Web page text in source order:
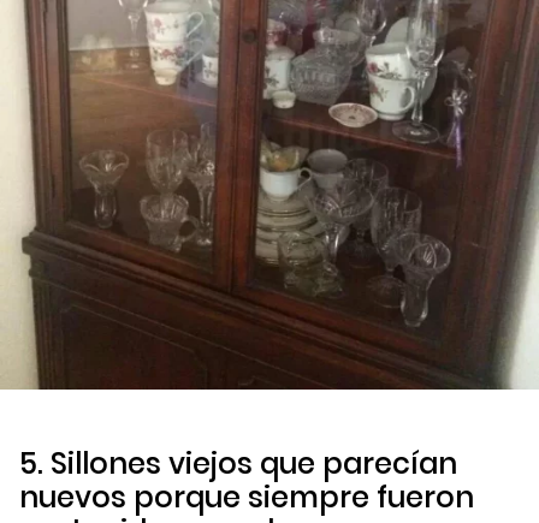
5. Sillones viejos que parecían
nuevos porque siempre fueron